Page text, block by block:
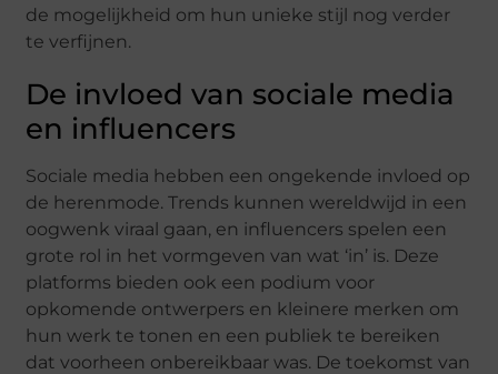
de mogelijkheid om hun unieke stijl nog verder
te verfijnen.
De invloed van sociale media
en influencers
Sociale media hebben een ongekende invloed op
de herenmode. Trends kunnen wereldwijd in een
oogwenk viraal gaan, en influencers spelen een
grote rol in het vormgeven van wat ‘in’ is. Deze
platforms bieden ook een podium voor
opkomende ontwerpers en kleinere merken om
hun werk te tonen en een publiek te bereiken
dat voorheen onbereikbaar was. De toekomst van